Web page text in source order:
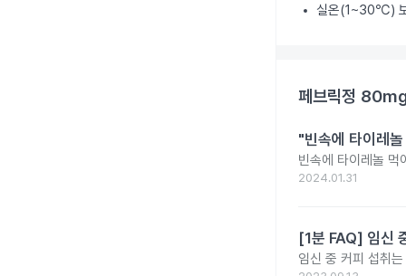
실온(1~30℃)
페브릭정
"빈속에 타이레
빈속에 타이레놀 먹
2024.01.31
[1분 FAQ] 임신
임신 중 커피 섭취